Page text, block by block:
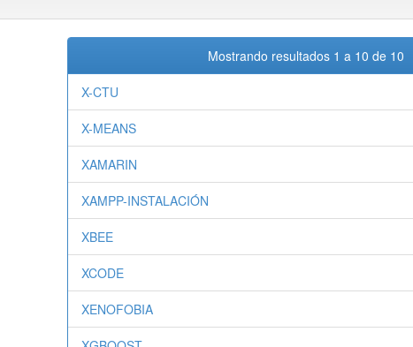
Mostrando resultados 1 a 10 de 10
X-CTU
X-MEANS
XAMARIN
XAMPP-INSTALACIÓN
XBEE
XCODE
XENOFOBIA